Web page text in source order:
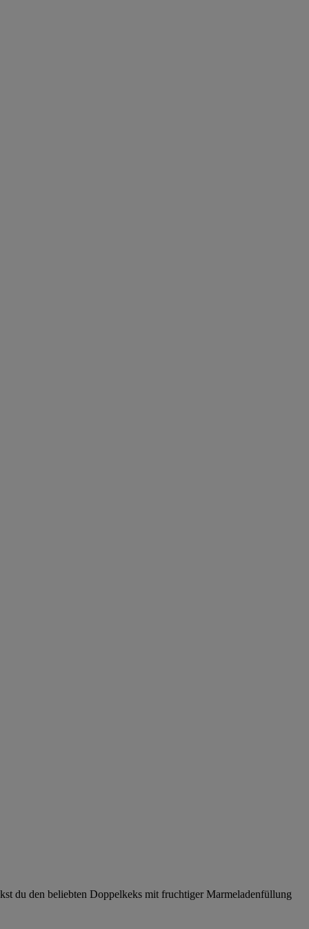
du den beliebten Doppelkeks mit fruchtiger Marmeladenfüllung